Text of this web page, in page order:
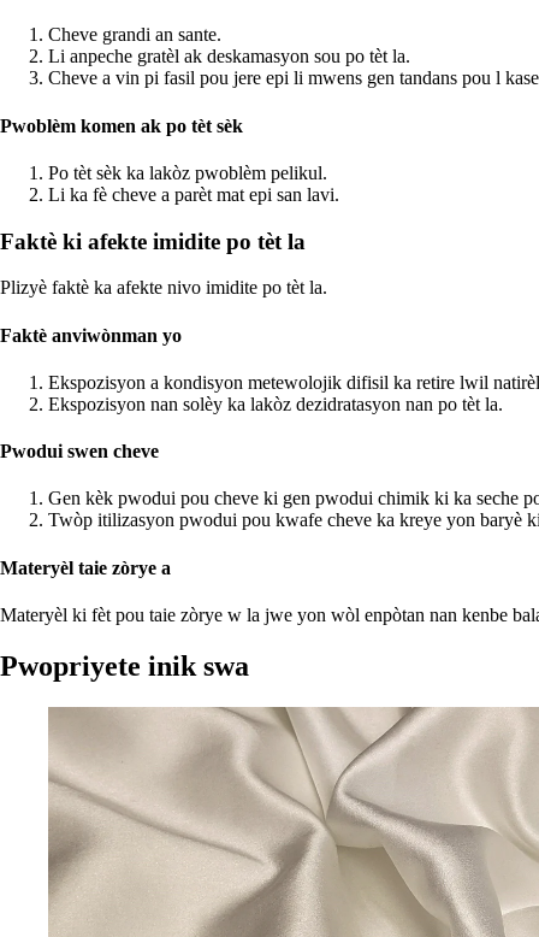
Cheve grandi an sante.
Li anpeche gratèl ak deskamasyon sou po tèt la.
Cheve a vin pi fasil pou jere epi li mwens gen tandans pou l
Pwoblèm komen ak po tèt sèk
Po tèt sèk ka lakòz pwoblèm pelikul.
Li ka fè cheve a parèt mat epi san lavi.
Faktè ki afekte imidite po tèt la
Plizyè faktè ka afekte nivo imidite po tèt la.
Faktè anviwònman yo
Ekspozisyon a kondisyon metewolojik difisil ka retire lwil
Ekspozisyon nan solèy ka lakòz dezidratasyon nan po tèt la.
Pwodui swen cheve
Gen kèk pwodui pou cheve ki gen pwodui chimik ki ka seche
Twòp itilizasyon pwodui pou kwafe cheve ka kreye yon baryè
Materyèl taie zòrye a
Materyèl ki fèt pou taie zòrye w la jwe yon wòl enpòtan nan kenbe
Pwopriyete inik swa